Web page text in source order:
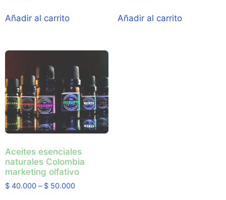
Añadir al carrito Añadir al carrito
Aceites esenciales
naturales Colombia
marketing olfativo
$ 40.000 – $ 50.000